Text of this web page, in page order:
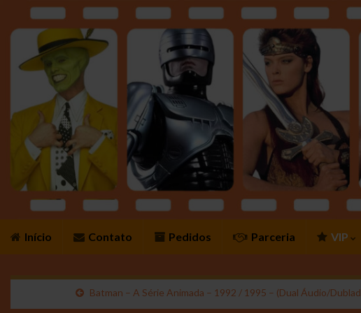
Início Contato Pedidos Parceria VIP
Batman – A Série Animada – 1992 / 1995 – (Dual Áudio/